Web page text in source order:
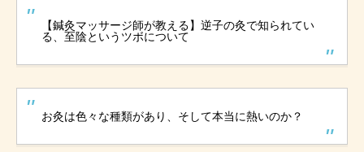
【鍼灸マッサージ師が教える】逆子の灸で知られてい
る、至陰というツボについて
お灸は色々な種類があり、そして本当に熱いのか？